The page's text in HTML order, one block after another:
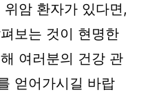
암 환자가 있다면,
보는 것이 현명한
여러분의 건강 관
얻어가시길 바랍